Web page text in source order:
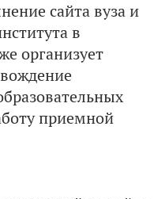
сайта вуза и
в
организует
приемной